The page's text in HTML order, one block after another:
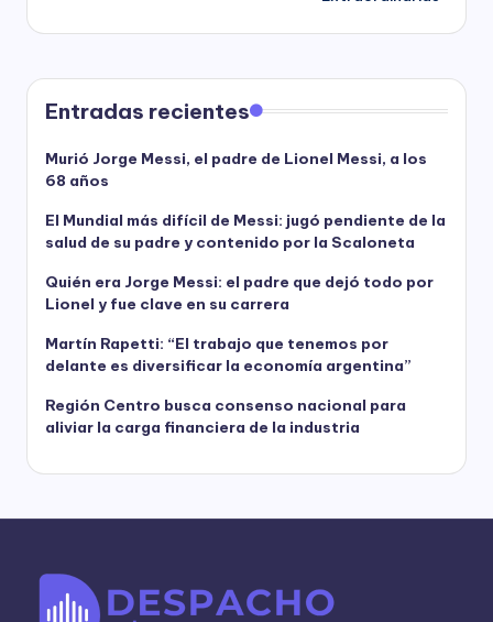
Entradas recientes
Murió Jorge Messi, el padre de Lionel Messi, a los
68 años
El Mundial más difícil de Messi: jugó pendiente de la
salud de su padre y contenido por la Scaloneta
Quién era Jorge Messi: el padre que dejó todo por
Lionel y fue clave en su carrera
Martín Rapetti: “El trabajo que tenemos por
delante es diversificar la economía argentina”
Región Centro busca consenso nacional para
aliviar la carga financiera de la industria